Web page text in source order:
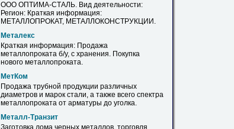
ООО ОПТИМА-СТАЛЬ. Вид деятельности:
Регион: Краткая информация:
МЕТАЛЛОПРОКАТ, МЕТАЛЛОКОНСТРУКЦИИ.
Металекс
Краткая информация: Продажа
металлопроката б/у, с хранения. Покупка
нового металлопроката.
МетКом
Продажа трубной продукции различных
диаметров и марок стали, а также всего спектра
металлопроката от арматуры до уголка.
Металл-Транзит
Заготовка лома черных металлов, торговля